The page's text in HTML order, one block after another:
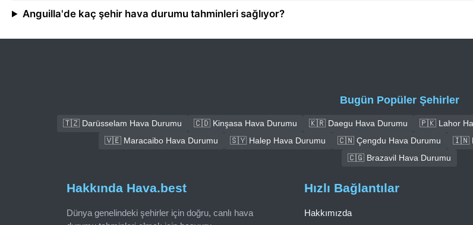
Anguilla'de kaç şehir hava durumu tahminleri sağlıyor?
Bugün Popüler Şehirler
🇹🇿 Darüsselam Hava Durumu 🇨🇩 Kinşasa Hava Durumu 🇰🇷 Daegu Hava Durumu 🇵🇰 Lahor
🇻🇪 Maracaibo Hava Durumu
🇸🇾 Halep Hava Durumu 🇨🇳 Çengdu Hava Durumu 🇮🇳
🇨🇬 Brazavil Hava Durumu
Hakkında Hava.best
Dünya genelindeki şehirler için doğru, canlı hava
Hızlı Bağlantılar
Hakkımızda